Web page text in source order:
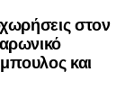
στον
και